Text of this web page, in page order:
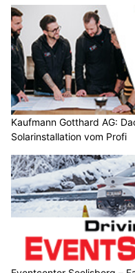
Kaufmann Gotthard AG:
Solarinstallation vom Profi